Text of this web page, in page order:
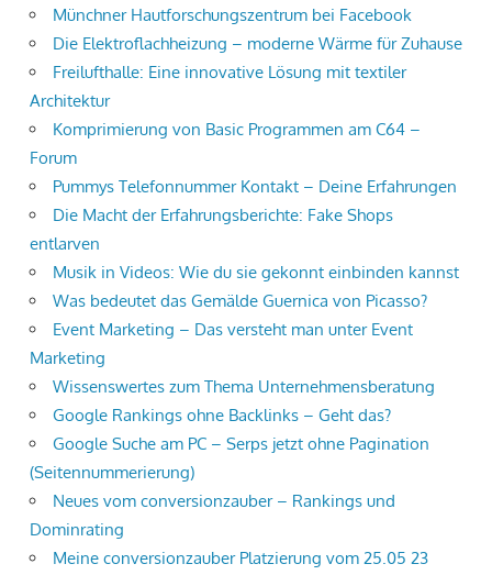
Münchner Hautforschungszentrum bei Facebook
Die Elektroflachheizung – moderne Wärme für Zuhause
Freilufthalle: Eine innovative Lösung mit textiler
Architektur
Komprimierung von Basic Programmen am C64 –
Forum
Pummys Telefonnummer Kontakt – Deine Erfahrungen
Die Macht der Erfahrungsberichte: Fake Shops
entlarven
Musik in Videos: Wie du sie gekonnt einbinden kannst
Was bedeutet das Gemälde Guernica von Picasso?
Event Marketing – Das versteht man unter Event
Marketing
Wissenswertes zum Thema Unternehmensberatung
Google Rankings ohne Backlinks – Geht das?
Google Suche am PC – Serps jetzt ohne Pagination
(Seitennummerierung)
Neues vom conversionzauber – Rankings und
Dominrating
Meine conversionzauber Platzierung vom 25.05 23